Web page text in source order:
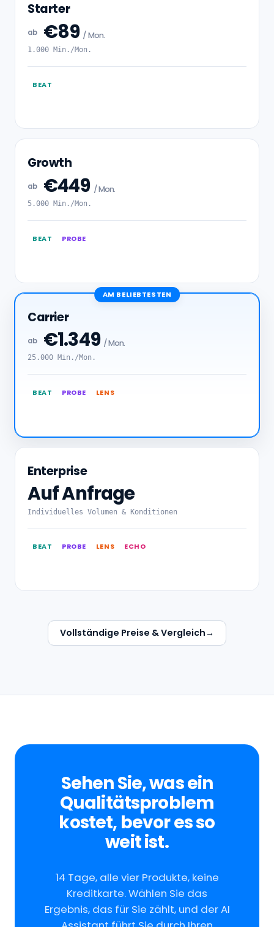
Starter
ab €89 / Mon.
1.000 Min./Mon.
BEAT
Growth
ab €449 / Mon.
5.000 Min./Mon.
BEAT PROBE
AM BELIEBTESTEN
Carrier
ab €1.349 / Mon.
25.000 Min./Mon.
BEAT PROBE LENS
Enterprise
Auf Anfrage
Individuelles Volumen & Konditionen
BEAT PROBE LENS ECHO
Vollständige Preise & Vergleich
Sehen Sie, was ein
Qualitätsproblem
kostet, bevor es so
weit ist.
14 Tage, alle vier Produkte, keine
Kreditkarte. Wählen Sie das
Ergebnis, das für Sie zählt, und der AI